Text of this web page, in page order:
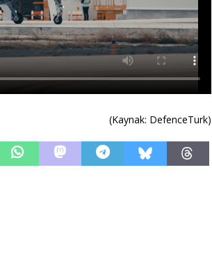
(Kaynak: DefenceTurk)